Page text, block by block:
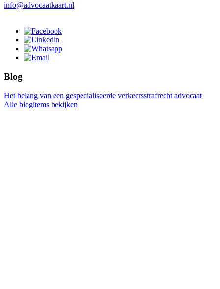
info@advocaatkaart.nl
Blog
Het belang van een gespecialiseerde verkeersstrafrecht advocaat
Alle blogitems bekijken